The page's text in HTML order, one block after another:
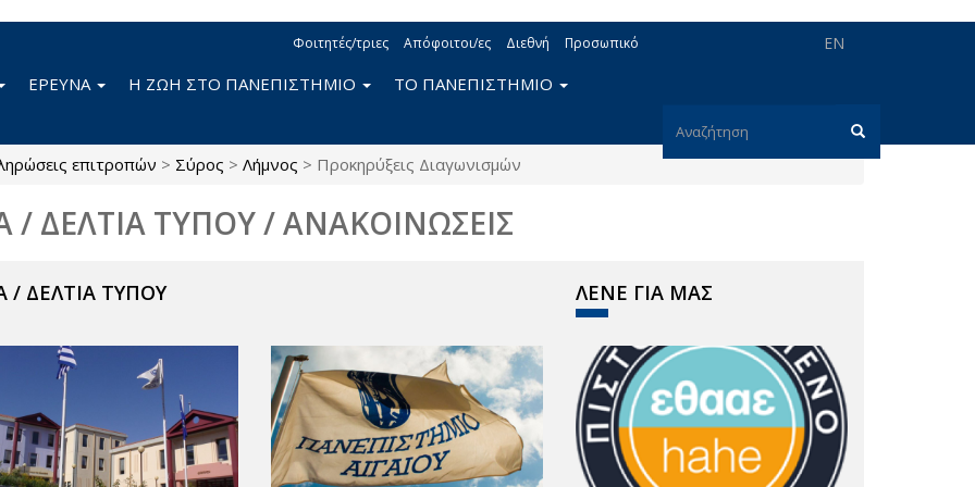
EN
Φοιτητές/τριες Απόφοιτοι/ες Διεθνή Προσωπικό
Φόρμα
ΕΡΕΥΝΑ Η ΖΩΗ ΣΤΟ ΠΑΝΕΠΙΣΤΗΜΙΟ ΤΟ ΠΑΝΕΠΙΣΤΗΜΙΟ
επιτροπών > Σύρος > Λήμνος > Προκηρύξεις Διαγωνισμών
/ ΔΕΛΤΙΑ ΤΥΠΟΥ / ΑΝΑΚΟΙΝΩΣΕΙΣ
/ ΔΕΛΤΙΑ ΤΥΠΟΥ ΛΕΝΕ ΓΙΑ ΜΑΣ